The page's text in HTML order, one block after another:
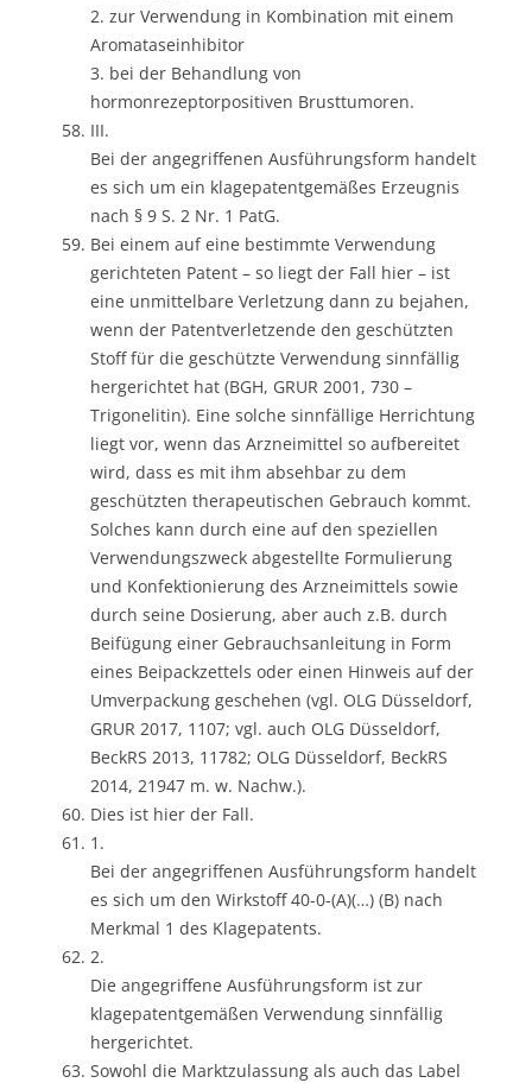
2. zur Verwendung in Kombination mit einem
Aromataseinhibitor
3. bei der Behandlung von
hormonrezeptorpositiven Brusttumoren.
III.
Bei der angegriffenen Ausführungsform handelt
es sich um ein klagepatentgemäßes Erzeugnis
nach § 9 S. 2 Nr. 1 PatG.
Bei einem auf eine bestimmte Verwendung
gerichteten Patent – so liegt der Fall hier – ist
eine unmittelbare Verletzung dann zu bejahen,
wenn der Patentverletzende den geschützten
Stoff für die geschützte Verwendung sinnfällig
hergerichtet hat (BGH, GRUR 2001, 730 –
Trigonelitin). Eine solche sinnfällige Herrichtung
liegt vor, wenn das Arzneimittel so aufbereitet
wird, dass es mit ihm absehbar zu dem
geschützten therapeutischen Gebrauch kommt.
Solches kann durch eine auf den speziellen
Verwendungszweck abgestellte Formulierung
und Konfektionierung des Arzneimittels sowie
durch seine Dosierung, aber auch z.B. durch
Beifügung einer Gebrauchsanleitung in Form
eines Beipackzettels oder einen Hinweis auf der
Umverpackung geschehen (vgl. OLG Düsseldorf,
GRUR 2017, 1107; vgl. auch OLG Düsseldorf,
BeckRS 2013, 11782; OLG Düsseldorf, BeckRS
2014, 21947 m. w. Nachw.).
Dies ist hier der Fall.
1.
Bei der angegriffenen Ausführungsform handelt
es sich um den Wirkstoff 40-0-(A)(…) (B) nach
Merkmal 1 des Klagepatents.
2.
Die angegriffene Ausführungsform ist zur
klagepatentgemäßen Verwendung sinnfällig
hergerichtet.
Sowohl die Marktzulassung als auch das Label